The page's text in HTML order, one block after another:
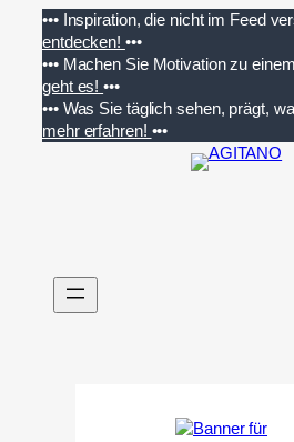
Inhalt
springen
••• Inspiration, die nicht im Feed
entdecken! •••
••• Machen Sie Motivation zu
geht es!•••
••• Was Sie täglich sehen, prägt,
mehr erfahren! •••